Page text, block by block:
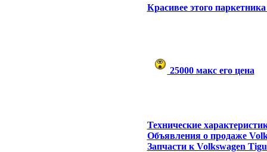
Красивее этого
25000 макс его цена
Технические
Объявления о продаже
Запчасти к Volkswagen